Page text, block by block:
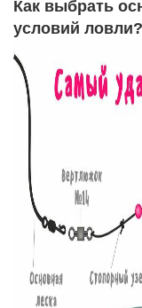
Как выбрать
условий ловли?